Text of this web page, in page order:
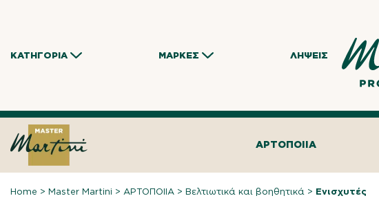
ΚΑΤΗΓΟΡΊΑ ΜΆΡΚΕΣ ΛΉΨΕΙΣ
ΑΡΤΟΠΟΙΙΑ
Home >Master Martini >ΑΡΤΟΠΟΙΙΑ >Βελτιωτικά και βοηθητικά > Ενισχυτές